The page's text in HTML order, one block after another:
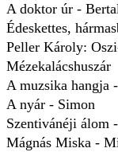
A doktor úr -
Édeskettes,
Peller Károly:
Mézekalácshuszár
A muzsika hangja
A nyár - Simon
Szentivánéji álom
Mágnás Miska -